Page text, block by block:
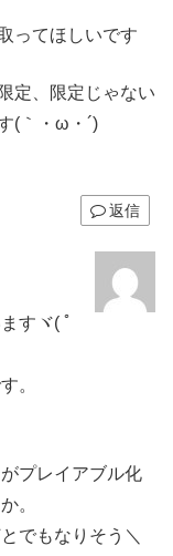
ってほしいです
定、限定じゃない
(｀・ω・´)
返信
すヾ( ﾟ
。
プレイアブル化
。
でもなりそう＼